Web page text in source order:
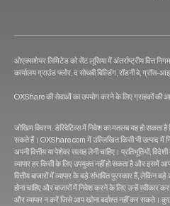
ओएक्सशेयर लिमिटेड को सेंट लूसिया में अंतर्राष्ट्रीय वित्त
कार्यालय ग्राउंड फ्लोर, द सोथबी बिल्डिंग, रॉडनी बे,
OXShare की सेवाओं का उपयोग करने के लिए ग्राहकों की
जोखिम विवरण: डेरिवेटिव्स में निवेश का मतलब यह हो सकता
सकते हैं। OXShare.com में उल्लिखित किसी भी उत्पाद में
अपनी वित्तीय या पेशेवर सलाह लेनी चाहिए। प्रतिभूतियों,
व्यापार हर किसी के लिए उपयुक्त नहीं हो सकता है और इसमें
वित्तीय बाजारों में व्यापार के बड़े संभावित पुरस्कार हैं, लेकिन
होना चाहिए और बाजारों में निवेश करने के लिए उन्हें स्वीकार
और व्यापार न करें जिसे आप खोना बर्दाश्त नहीं कर सकते। कुछ